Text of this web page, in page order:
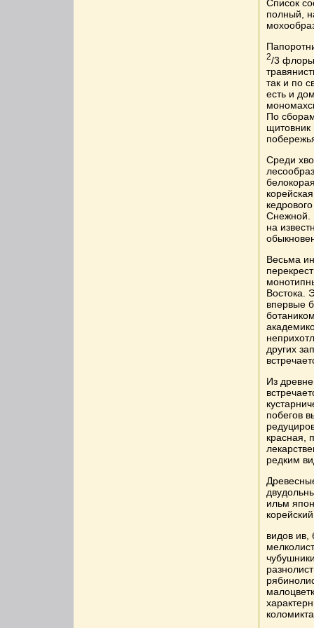
Список
полный,
2/3 флоры
так и по
есть и
По
щитовник
Среди
Снежной.
на
Весьма
Востока.
впервые
других
Из
побегов
красная,
редким
ильм
видов ив,